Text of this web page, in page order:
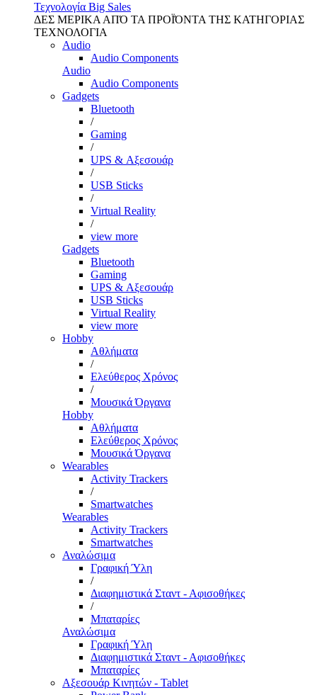
Τεχνολογία Big Sales
ΔΕΣ ΜΕΡΙΚΑ ΑΠΌ ΤΑ ΠΡΟΪΌΝΤΑ ΤΗΣ ΚΑΤΗΓΟΡΙΑΣ
ΤΕΧΝΟΛΟΓΙΑ
Audio
Audio Components
Audio
Audio Components
Gadgets
Bluetooth
/
Gaming
/
UPS & Αξεσουάρ
/
USB Sticks
/
Virtual Reality
/
view more
Gadgets
Bluetooth
Gaming
UPS & Αξεσουάρ
USB Sticks
Virtual Reality
view more
Hobby
Αθλήματα
/
Ελεύθερος Χρόνος
/
Μουσικά Όργανα
Hobby
Αθλήματα
Ελεύθερος Χρόνος
Μουσικά Όργανα
Wearables
Activity Trackers
/
Smartwatches
Wearables
Activity Trackers
Smartwatches
Αναλώσιμα
Γραφική Ύλη
/
Διαφημιστικά Σταντ - Αφισοθήκες
/
Μπαταρίες
Αναλώσιμα
Γραφική Ύλη
Διαφημιστικά Σταντ - Αφισοθήκες
Μπαταρίες
Αξεσουάρ Κινητών - Tablet